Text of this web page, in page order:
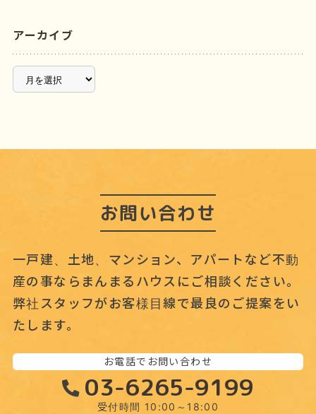
アーカイブ
ー
お問い合わせ
一戸建、土地、マンション、アパートなど不動
産の事なら まんまるハウスにご相談ください。
弊社スタッフがお客様目線で最良のご提案をい
たします。
お電話でお問い合わせ
03-6265-9199
受付時間 10:00～18:00